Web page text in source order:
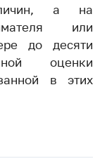
а на
или
до десяти
оценки
в этих